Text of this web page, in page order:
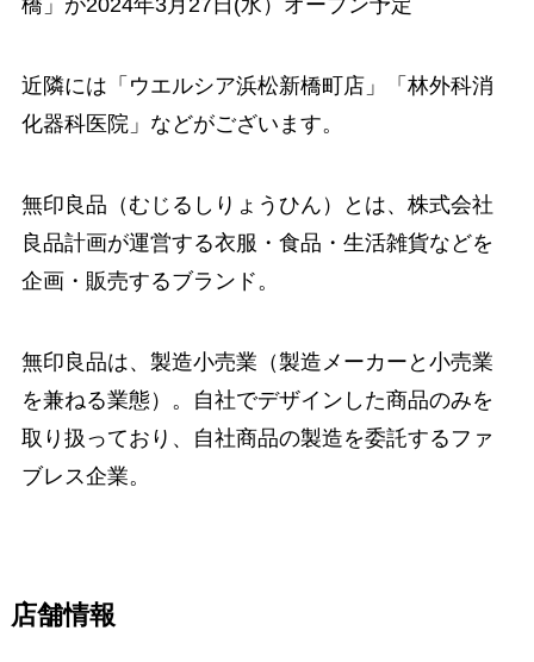
橋」が2024年3月27日(水）オープン予定
近隣には「ウエルシア浜松新橋町店」「林外科消
化器科医院」などがございます。
無印良品（むじるしりょうひん）とは、株式会社
良品計画が運営する衣服・食品・生活雑貨などを
企画・販売するブランド。
無印良品は、製造小売業（製造メーカーと小売業
を兼ねる業態）。自社でデザインした商品のみを
取り扱っており、自社商品の製造を委託するファ
ブレス企業。
店舗情報